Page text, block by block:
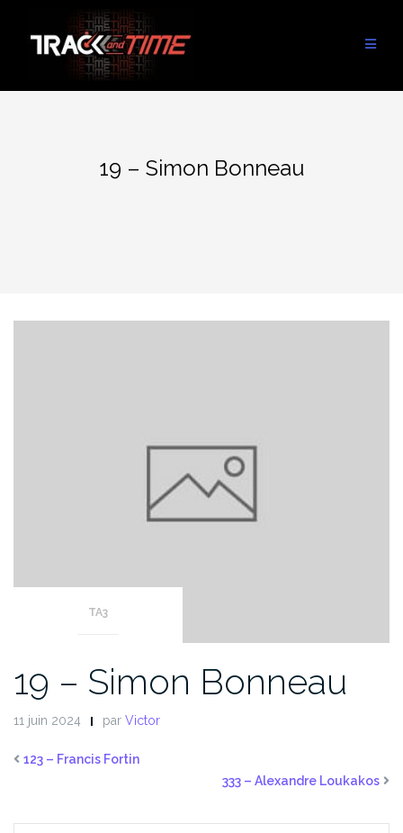
contenu
19 – Simon Bonneau
TA3
19 – Simon Bonneau
11 juin 2024 par Victor
123 – Francis Fortin
333 – Alexandre Loukakos